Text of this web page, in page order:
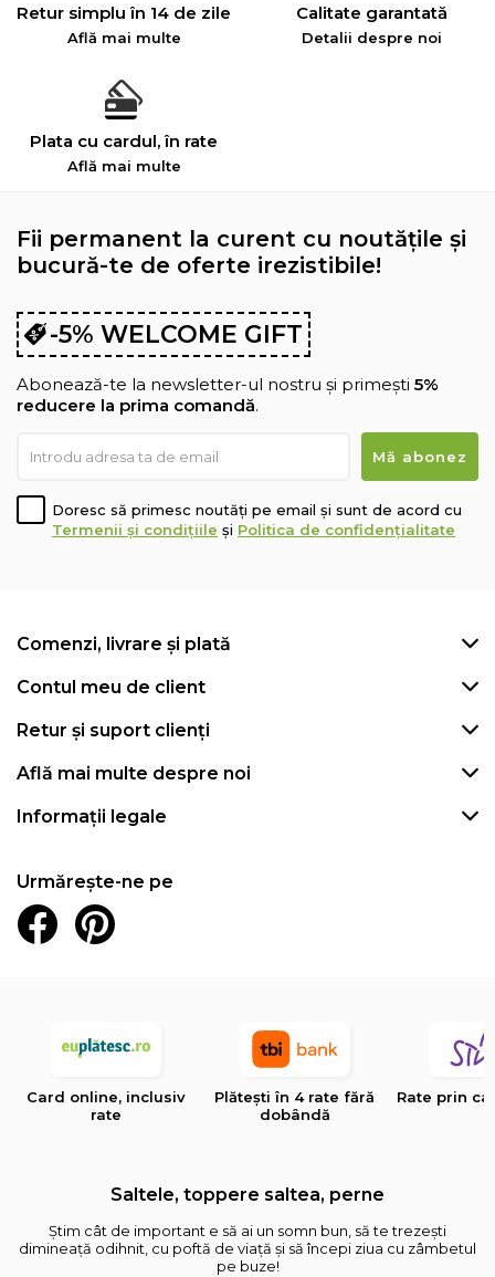
Retur simplu în 14 de zile
Află mai multe
Calitate garantată
Detalii despre noi
Plata cu cardul, în rate
Află mai multe
Fii permanent la curent cu noutățile și
bucură-te de oferte irezistibile!
-5% WELCOME GIFT
Abonează-te la newsletter-ul nostru și primești 5%
reducere la prima comandă.
Doresc să primesc noutăți pe email și sunt de acord cu
Termenii și condițiile și Politica de confidențialitate
Comenzi, livrare și plată
Contul meu de client
Retur și suport clienți
Află mai multe despre noi
Informații legale
Urmărește-ne pe
Card online, inclusiv
rate
Plătești în 4 rate fără
dobândă
Rate prin
Saltele, toppere saltea, perne
Știm cât de important e să ai un somn bun, să te trezești
dimineață odihnit, cu poftă de viață și să începi ziua cu zâmbetul
pe buze!